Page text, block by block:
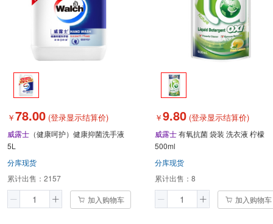
￥78.00 (登录显示结算价)
威露士 （健康呵护）健康抑菌洗手液
5L
分库现货
累计出售： 2157
加入购物车
￥9.80 (登录显示结算价)
威露士有氧抗菌 袋装 洗衣液 柠檬
500ml
分库现货
累计出售： 8
加入购物车